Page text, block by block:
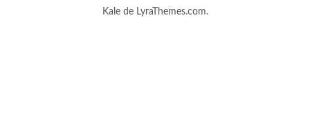
Kalede LyraThemes.com.